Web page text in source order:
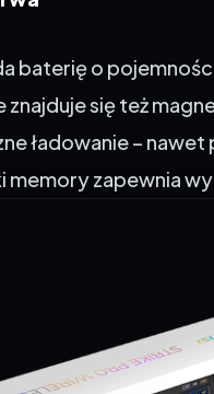
znajduje się też
ładowanie –
memory zapewnia